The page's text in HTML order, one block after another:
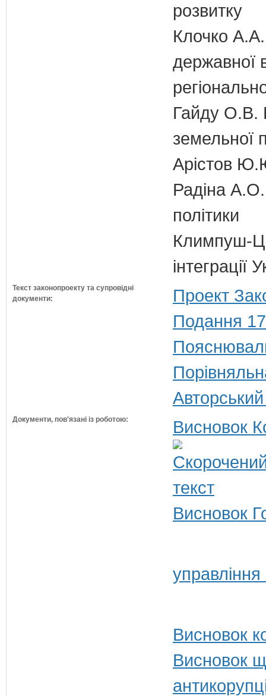
розвитку
Клочко А.А.
державної
Гайду О.В.
земельної
Арістов
Радіна А.О.
політики
Климпуш-
Текст законопроекту та супровідні
документи:
Проект
Подання
Документи, пов'язані із роботою: Висновок
Висновок
Висновок
Висновок